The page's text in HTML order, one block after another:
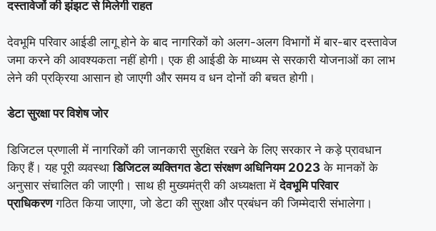
दस्तावेजों की झंझट से मिलेगी राहत
देवभूमि परिवार आईडी लागू होने के बाद नागरिकों को अलग-अलग विभागों में बार-बार दस्तावेज
जमा करने की आवश्यकता नहीं होगी। एक ही आईडी के माध्यम से सरकारी योजनाओं का लाभ
लेने की प्रक्रिया आसान हो जाएगी और समय व धन दोनों की बचत होगी।
डेटा सुरक्षा पर विशेष जोर
डिजिटल प्रणाली में नागरिकों की जानकारी सुरक्षित रखने के लिए सरकार ने कड़े प्रावधान
किए हैं। यह पूरी व्यवस्थाडिजिटल व्यक्तिगत डेटा संरक्षण अधिनियम 2023 के मानकों के
अनुसार संचालित की जाएगी। साथ ही मुख्यमंत्री की अध्यक्षता मेंदेवभूमि परिवार
प्राधिकरणगठित किया जाएगा, जो डेटा की सुरक्षा और प्रबंधन की जिम्मेदारी संभालेगा।